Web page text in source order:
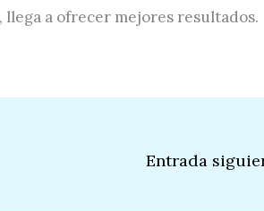
llega a ofrecer mejores resultados.
Entrada